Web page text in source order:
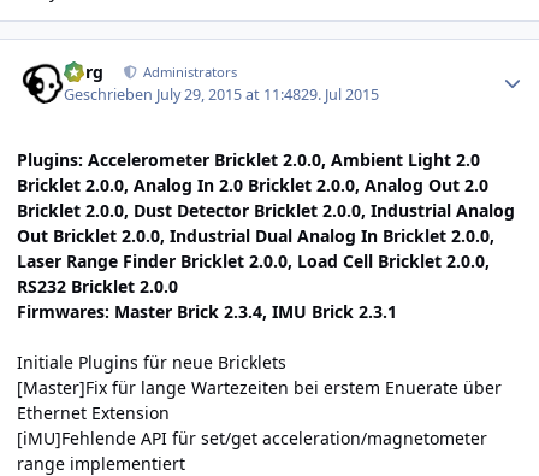
borg Administrators
Geschrieben July 29, 2015 at 11:4829. Jul 2015
Plugins: Accelerometer Bricklet 2.0.0, Ambient Light 2.0
Bricklet 2.0.0, Analog In 2.0 Bricklet 2.0.0, Analog Out 2.0
Bricklet 2.0.0, Dust Detector Bricklet 2.0.0, Industrial Analog
Out Bricklet 2.0.0, Industrial Dual Analog In Bricklet 2.0.0,
Laser Range Finder Bricklet 2.0.0, Load Cell Bricklet 2.0.0,
RS232 Bricklet 2.0.0
Firmwares: Master Brick 2.3.4, IMU Brick 2.3.1
Initiale Plugins für neue Bricklets
[Master]Fix für lange Wartezeiten bei erstem Enuerate über
Ethernet Extension
[iMU]Fehlende API für set/get acceleration/magnetometer
range implementiert